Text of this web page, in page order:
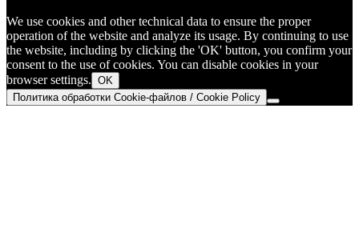
We use cookies and other technical data to ensure the proper
operation of the website and analyze its usage. By continuing to use
the website, including by clicking the 'OK' button, you confirm your
consent to the use of cookies. You can disable cookies in your
browser settings. OK
Политика обработки Cookie-файлов / Cookie Policy